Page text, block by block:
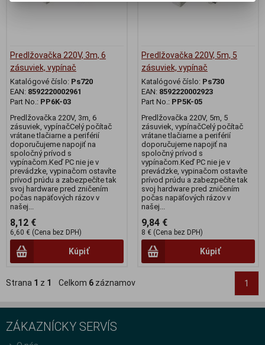
Predlžovačka 220V, 3m, 6
zásuviek, vypínač
Katalógové číslo: Ps720
EAN: 8592220002961
Part No.: PP6K-03
Predlžovačka 220V, 3m, 6
zásuviek, vypínačCelý počítač
vrátane tlačiarne a periférií
doporučujeme napojiť na
spoločný prívod s
vypínačom.Keď PC nie je v
prevádzke, vypinačom ostavíte
prívod prúdu a zabezpečíte tak
svoj hardware pred zničením
počas napäťových rázov v
našej...
8,12 €
6,60 € (Cena bez DPH)
Kúpiť
Predlžovačka 220V, 5m, 5
zásuviek, vypínač
Katalógové číslo: Ps730
EAN: 8592220002923
Part No.: PP5K-05
Predlžovačka 220V, 5m, 5
zásuviek, vypínačCelý počítač
vrátane tlačiarne a periférií
doporučujeme napojiť na
spoločný prívod s
vypínačom.Keď PC nie je v
prevádzke, vypinačom ostavíte
prívod prúdu a zabezpečíte tak
svoj hardware pred zničením
počas napäťových rázov v
našej...
9,84 €
8 € (Cena bez DPH)
Kúpiť
Strana 1 z 1 Celkom 6 záznamov 1
ZÁKAZNÍCKY SERVÍS